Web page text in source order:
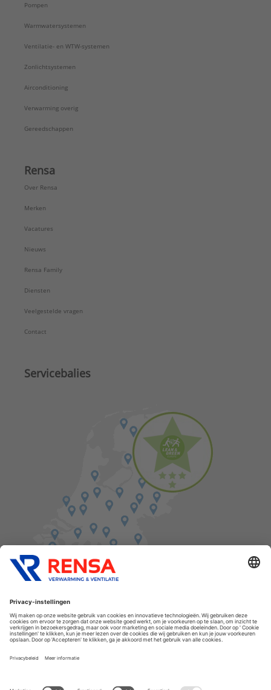
Pompen
Warmwatersystemen
Ventilatie- en WTW-systemen
Zonlichtsystemen
Airconditioning
Verwarming overig
Gereedschappen
Rensa
Over Rensa
Merken
Vacatures
Nieuws
Rensa Family
Diensten
Veelgestelde vragen
Contact
Servicebalies
Cookies
Privacyverklaring
Disclaimer